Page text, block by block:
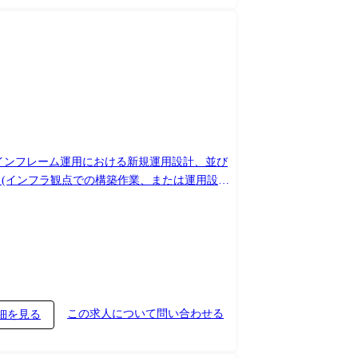
フレーム運用における新規運用設計、並び
を見る この求人について問い合わせる